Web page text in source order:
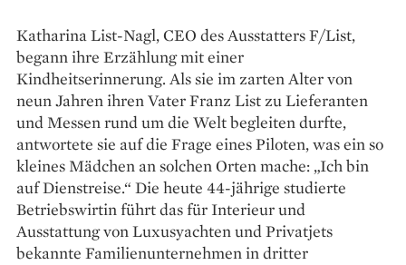
Katharina List-Nagl, CEO des Ausstatters F/List,
begann ihre Erzählung mit einer
Kindheitserinnerung. Als sie im zarten Alter von
neun Jahren ihren Vater Franz List zu Lieferanten
und Messen rund um die Welt begleiten durfte,
antwortete sie auf die Frage eines Piloten, was ein so
kleines Mädchen an solchen Orten mache: „Ich bin
auf Dienstreise.“ Die heute 44-jährige studierte
Betriebswirtin führt das für Interieur und
Ausstattung von Luxusyachten und Privatjets
bekannte Familienunternehmen in dritter